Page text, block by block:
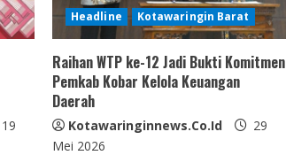
19
Headline Kotawaringin Barat
Raihan WTP ke-12 Jadi Bukti Komitmen
Pemkab Kobar Kelola Keuangan
Daerah
Kotawaringinnews.co.id
29
Mei 2026